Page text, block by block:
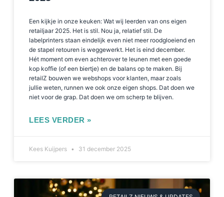
Een kijkje in onze keuken: Wat wij leerden van ons eigen
retailjaar 2025. Het is stil. Nou ja, relatief stil. De
labelprinters staan eindelijk even niet meer roodgloeiend en
de stapel retouren is weggewerkt. Het is eind december.
Hét moment om even achterover te leunen met een goede
kop koffie (of een biertje) en de balans op te maken. Bij
retailZ bouwen we webshops voor klanten, maar zoals
jullie weten, runnen we ook onze eigen shops. Dat doen we
niet voor de grap. Dat doen we om scherp te blijven.
LEES VERDER »
Kees Kuijpers 31 december 2025